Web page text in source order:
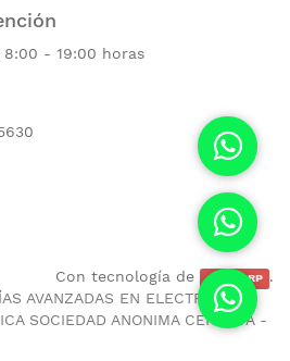
8:00 - 19:00 horas
Con tecnología de CubicERP .
AVANZADAS EN ELECTRONICA
SOCIEDAD ANONIMA CERRADA -